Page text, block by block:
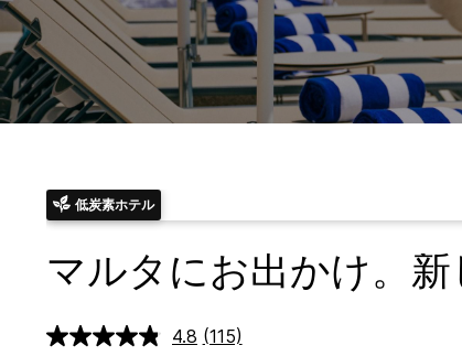
低炭素ホテル
マルタにお出かけ。新
4.8 レ
(115)